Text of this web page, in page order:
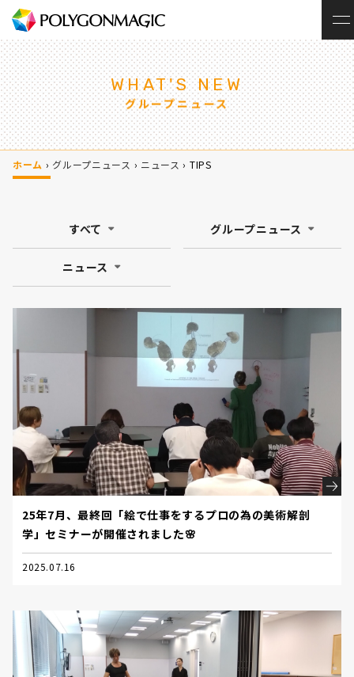
WHAT'S NEW
グループニュース
ホーム › グループニュース › ニュース › TIPS
すべて グループニュース
ニュース
25年7月、最終回「絵で仕事をするプロの為の美術解剖
学」セミナーが開催されました🌸
2025.07.16